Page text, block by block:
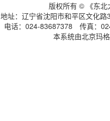
版权所有 © 《东北
地址：辽宁省沈阳市和平区文化
电话：024-83687378 传真：
本系统由北京玛